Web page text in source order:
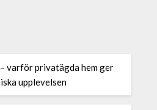
varför privatägda hem ger
upplevelsen